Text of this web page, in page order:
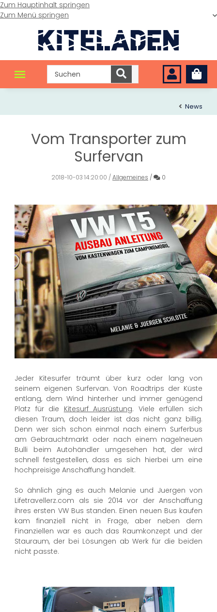
Zum Hauptinhalt springen
Zum Menü springen
News
Vom Transporter zum
Surfervan
2018-10-03 14:20:00 /Allgemeines / Kommentare
0
Jeder Kitesurfer träumt über kurz oder lang von
seinem eigenen Surfervan. Von Roadtrips der Küste
entlang, dem Wind hinterher und immer genügend
Platz für die Kitesurf Ausrüstung. Viele erfüllen sich
diesen Traum, doch leider ist das nicht ganz billig.
Denn wer sich schon einmal nach einem Surferbus
am Gebrauchtmarkt oder nach einem nagelneuen
Bulli beim Autohändler umgesehen hat, der wird
schnell festgestellen, dass es sich hierbei um eine
hochpreisige Anschaffung handelt.
So ähnlich ging es auch Melanie und Juergen von
Lifetravellerz.com als sie 2014 vor der Anschaffung
ihres ersten VW Bus standen. Einen neuen Bus kaufen
kam finanziell nicht in Frage, aber neben dem
Finanziellen war es auch das Raumkonzept und der
Stauraum, der bei Lösungen ab Werk für die beiden
nicht passte.